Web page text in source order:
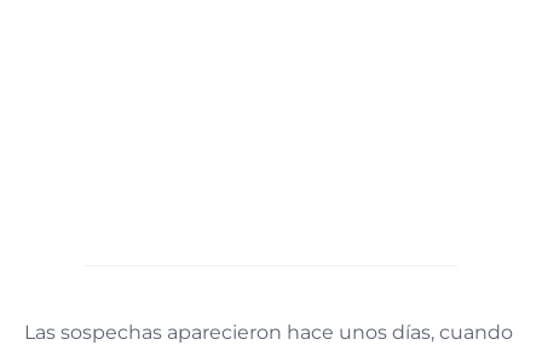
Las sospechas aparecieron hace unos días, cuando